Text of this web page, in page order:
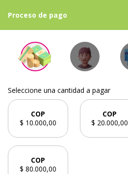
Proceso de pago
Seleccione una cantidad a pagar
COP
$ 10.000,00
COP
$ 20.000,00
COP
$ 80.000,00